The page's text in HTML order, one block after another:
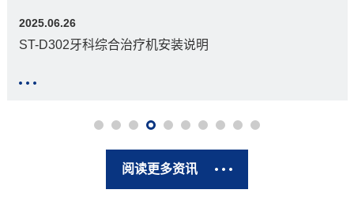
阅读更多资讯
2025.06.26
ST-D302牙科综合治疗机安装说明